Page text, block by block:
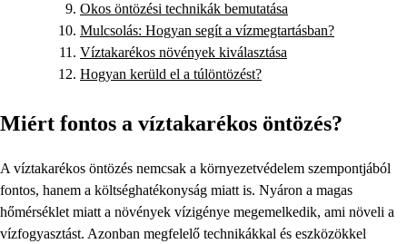
Okos öntözési technikák bemutatása
Mulcsolás: Hogyan segít a vízmegtartásban?
Víztakarékos növények kiválasztása
Hogyan kerüld el a túlöntözést?
Miért fontos a víztakarékos öntözés?
A víztakarékos öntözés nemcsak a környezetvédelem szempontjából
fontos, hanem a költséghatékonyság miatt is. Nyáron a magas
hőmérséklet miatt a növények vízigénye megemelkedik, ami növeli a
vízfogyasztást. Azonban megfelelő technikákkal és eszközökkel